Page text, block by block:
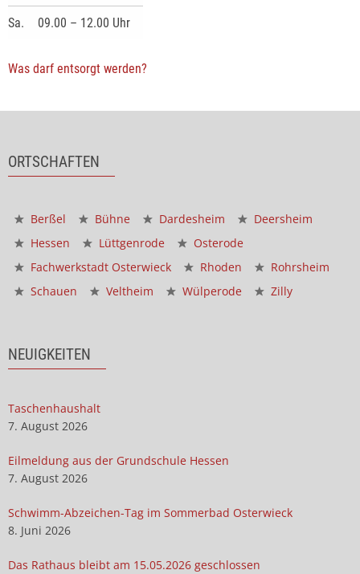
Sa. 09.00 – 12.00 Uhr
Was darf entsorgt werden?
ORTSCHAFTEN
Berßel Bühne Dardesheim
Deersheim
Hessen
Lüttgenrode
Osterode
Fachwerkstadt Osterwieck
Rhoden
Rohrsheim
Schauen
Veltheim Wülperode Zilly
NEUIGKEITEN
Taschenhaushalt
7. August 2026
Eilmeldung aus der Grundschule Hessen
7. August 2026
Schwimm-Abzeichen-Tag im Sommerbad Osterwieck
8. Juni 2026
Das Rathaus bleibt am 15.05.2026 geschlossen